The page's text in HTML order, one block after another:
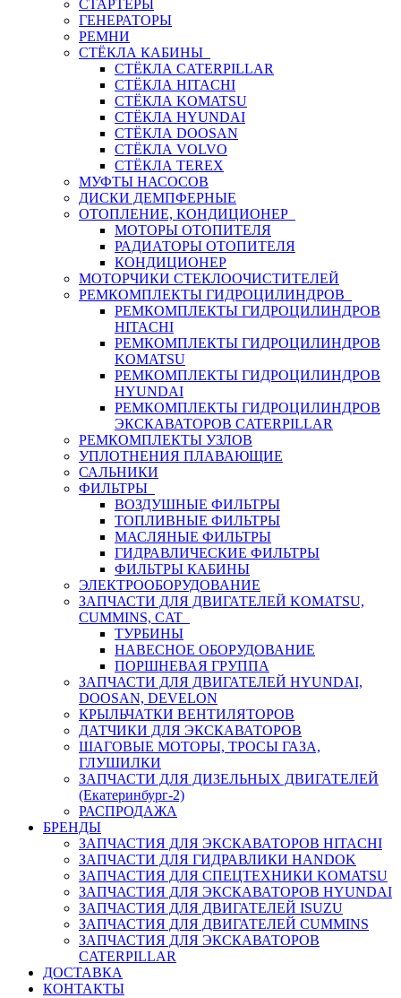
СТАРТЕРЫ
ГЕНЕРАТОРЫ
РЕМНИ
СТЁКЛА КАБИНЫ
СТЁКЛА CATERPILLAR
СТЁКЛА HITACHI
СТЁКЛА KOMATSU
СТЁКЛА HYUNDAI
СТЁКЛА DOOSAN
СТЁКЛА VOLVO
СТЁКЛА TEREX
МУФТЫ НАСОСОВ
ДИСКИ ДЕМПФЕРНЫЕ
ОТОПЛЕНИЕ, КОНДИЦИОНЕР
МОТОРЫ ОТОПИТЕЛЯ
РАДИАТОРЫ ОТОПИТЕЛЯ
КОНДИЦИОНЕР
МОТОРЧИКИ СТЕКЛООЧИСТИТЕЛЕЙ
РЕМКОМПЛЕКТЫ ГИДРОЦИЛИНДРОВ
РЕМКОМПЛЕКТЫ ГИДРОЦИЛИНДРОВ
HITACHI
РЕМКОМПЛЕКТЫ ГИДРОЦИЛИНДРОВ
KOMATSU
РЕМКОМПЛЕКТЫ ГИДРОЦИЛИНДРОВ
HYUNDAI
РЕМКОМПЛЕКТЫ ГИДРОЦИЛИНДРОВ
ЭКСКАВАТОРОВ CATERPILLAR
РЕМКОМПЛЕКТЫ УЗЛОВ
УПЛОТНЕНИЯ ПЛАВАЮЩИЕ
САЛЬНИКИ
ФИЛЬТРЫ
ВОЗДУШНЫЕ ФИЛЬТРЫ
ТОПЛИВНЫЕ ФИЛЬТРЫ
МАСЛЯНЫЕ ФИЛЬТРЫ
ГИДРАВЛИЧЕСКИЕ ФИЛЬТРЫ
ФИЛЬТРЫ КАБИНЫ
ЭЛЕКТРООБОРУДОВАНИЕ
ЗАПЧАСТИ ДЛЯ ДВИГАТЕЛЕЙ KOMATSU,
CUMMINS, CAT
ТУРБИНЫ
НАВЕСНОЕ ОБОРУДОВАНИЕ
ПОРШНЕВАЯ ГРУППА
ЗАПЧАСТИ ДЛЯ ДВИГАТЕЛЕЙ HYUNDAI,
DOOSAN, DEVELON
КРЫЛЬЧАТКИ ВЕНТИЛЯТОРОВ
ДАТЧИКИ ДЛЯ ЭКСКАВАТОРОВ
ШАГОВЫЕ МОТОРЫ, ТРОСЫ ГАЗА,
ГЛУШИЛКИ
ЗАПЧАСТИ ДЛЯ ДИЗЕЛЬНЫХ ДВИГАТЕЛЕЙ
(Екатеринбург-2)
РАСПРОДАЖА
БРЕНДЫ
ЗАПЧАСТИЯ ДЛЯ ЭКСКАВАТОРОВ HITACHI
ЗАПЧАСТИ ДЛЯ ГИДРАВЛИКИ HANDOK
ЗАПЧАСТИЯ ДЛЯ СПЕЦТЕХНИКИ KOMATSU
ЗАПЧАСТИЯ ДЛЯ ЭКСКАВАТОРОВ HYUNDAI
ЗАПЧАСТИЯ ДЛЯ ДВИГАТЕЛЕЙ ISUZU
ЗАПЧАСТИЯ ДЛЯ ДВИГАТЕЛЕЙ CUMMINS
ЗАПЧАСТИЯ ДЛЯ ЭКСКАВАТОРОВ
CATERPILLAR
ДОСТАВКА
КОНТАКТЫ